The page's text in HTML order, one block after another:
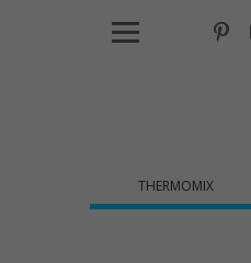
THERMOMIX